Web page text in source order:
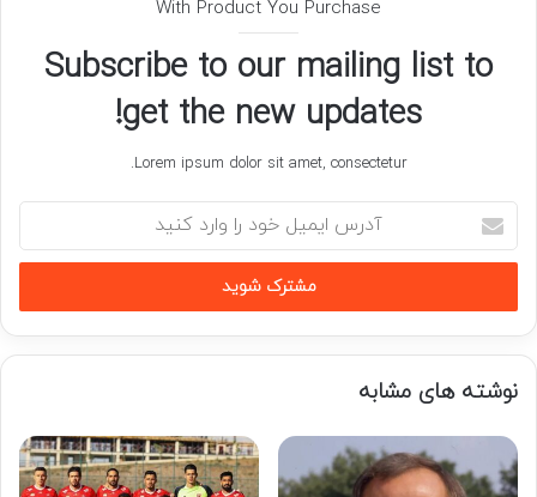
With Product You Purchase
Subscribe to our mailing list to
get the new updates!
Lorem ipsum dolor sit amet, consectetur.
آدرس
ایمیل
خود
وارد
کنید
نوشته های مشابه